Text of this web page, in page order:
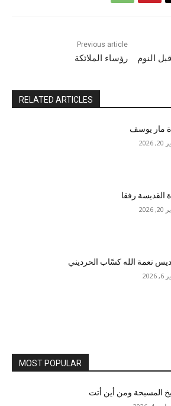
Previous article
رؤساء الملائكة النوم
RELATED ARTICLES
مار يوسف
القديسة رفقا
نعمة الله كسّاب الحرديني
2026
MOST POPULAR
المسبحة ومن أين أتت